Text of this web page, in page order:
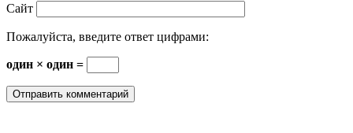
Сайт
Пожалуйста, введите ответ цифрами:
один × один =